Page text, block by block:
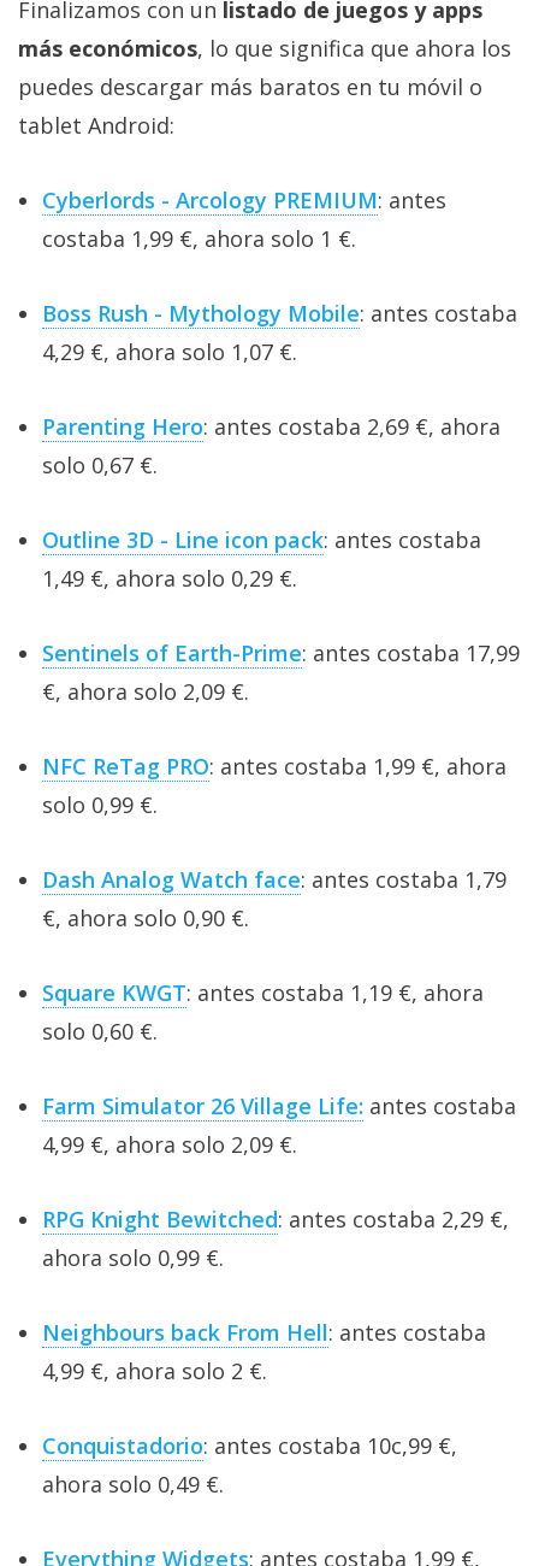
Finalizamos con un listado de juegos y apps
más económicos, lo que significa que ahora los
puedes descargar más baratos en tu móvil o
tablet Android:
Cyberlords - Arcology PREMIUM: antes
costaba 1,99 €, ahora solo 1 €.
Boss Rush - Mythology Mobile: antes costaba
4,29 €, ahora solo 1,07 €.
Parenting Hero: antes costaba 2,69 €, ahora
solo 0,67 €.
Outline 3D - Line icon pack: antes costaba
1,49 €, ahora solo 0,29 €.
Sentinels of Earth-Prime: antes costaba 17,99
€, ahora solo 2,09 €.
NFC ReTag PRO: antes costaba 1,99 €, ahora
solo 0,99 €.
Dash Analog Watch face: antes costaba 1,79
€, ahora solo 0,90 €.
Square KWGT: antes costaba 1,19 €, ahora
solo 0,60 €.
Farm Simulator 26 Village Life: antes costaba
4,99 €, ahora solo 2,09 €.
RPG Knight Bewitched: antes costaba 2,29 €,
ahora solo 0,99 €.
Neighbours back From Hell: antes costaba
4,99 €, ahora solo 2 €.
Conquistadorio: antes costaba 10c,99 €,
ahora solo 0,49 €.
Everything Widgets: antes costaba 1,99 €,